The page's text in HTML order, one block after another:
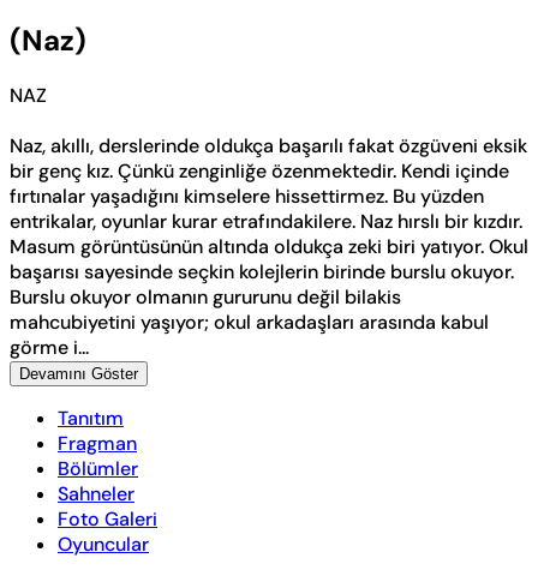
(Naz)
NAZ
Naz, akıllı, derslerinde oldukça başarılı fakat özgüveni eksik
bir genç kız. Çünkü zenginliğe özenmektedir. Kendi içinde
fırtınalar yaşadığını kimselere hissettirmez. Bu yüzden
entrikalar, oyunlar kurar etrafındakilere. Naz hırslı bir kızdır.
Masum görüntüsünün altında oldukça zeki biri yatıyor. Okul
başarısı sayesinde seçkin kolejlerin birinde burslu okuyor.
Burslu okuyor olmanın gururunu değil bilakis
mahcubiyetini yaşıyor; okul arkadaşları arasında kabul
görme i...
Devamını Göster
Tanıtım
Fragman
Bölümler
Sahneler
Foto Galeri
Oyuncular